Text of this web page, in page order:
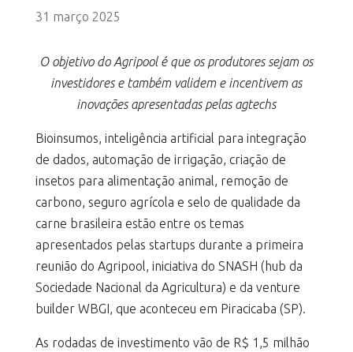
31 março 2025
O objetivo do Agripool é que os produtores sejam os
investidores e também validem e incentivem as
inovações apresentadas pelas agtechs
Bioinsumos, inteligência artificial para integração
de dados, automação de irrigação, criação de
insetos para alimentação animal, remoção de
carbono, seguro agrícola e selo de qualidade da
carne brasileira estão entre os temas
apresentados pelas startups durante a primeira
reunião do Agripool, iniciativa do SNASH (hub da
Sociedade Nacional da Agricultura) e da venture
builder WBGI, que aconteceu em Piracicaba (SP).
As rodadas de investimento vão de R$ 1,5 milhão